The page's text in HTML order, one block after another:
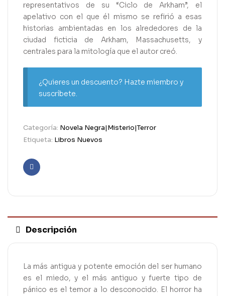
representativos de su “Ciclo de Arkham”, el
apelativo con el que él mismo se refirió a esas
historias ambientadas en los alrededores de la
ciudad ficticia de Arkham, Massachusetts, y
centrales para la mitología que el autor creó.
¿Quieres un descuento? Hazte miembro y
suscríbete.
Categoría: Novela Negra|Misterio|Terror
Etiqueta: Libros Nuevos
Facebook
Descripción
La más antigua y potente emoción del ser humano
es el miedo, y el más antiguo y fuerte tipo de
pánico es el temor a lo desconocido. El horror ha